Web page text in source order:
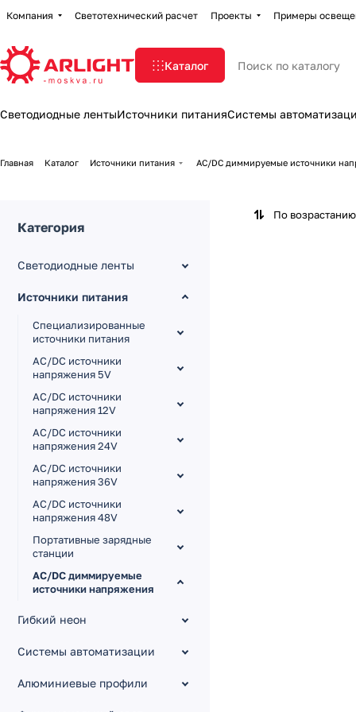
Компания Светотехнический расчет Проекты Примеры
Каталог
Светодиодные лентыИсточники питанияСистемы
Главная Каталог Источники питания AC/DC диммируемые источники
По
Категория
Светодиодные ленты
Источники питания
Специализированные
источники питания
AC/DC источники
напряжения 5V
AC/DC источники
напряжения 12V
AC/DC источники
напряжения 24V
AC/DC источники
напряжения 36V
AC/DC источники
напряжения 48V
Портативные зарядные
станции
AC/DC диммируемые
источники напряжения
[Tuya]
диммируемые 12V (0-10V)
диммируемые 12V (TRIAC)
Гибкий неон
Системы автоматизации
Алюминиевые профили